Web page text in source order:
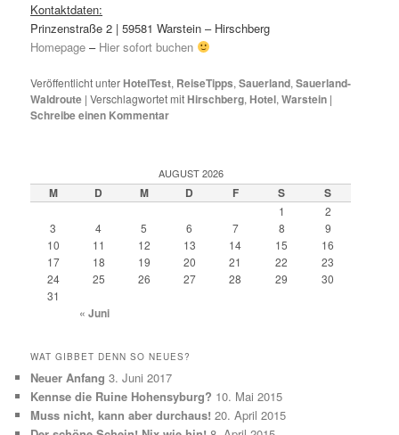
Kontaktdaten:
Prinzenstraße 2 | 59581 Warstein – Hirschberg
Homepage – Hier sofort buchen
Veröffentlicht unter HotelTest, ReiseTipps,Sauerland,Sauerland-
Waldroute |Verschlagwortet mit Hirschberg, Hotel,Warstein |
Schreibe einen Kommentar
AUGUST 2026
M D M D F S S
1
2
3
4 5 6 7 8
9
10
11 12 13 14 15
16
17
18 19 20 21 22
23
24
25 26 27 28 29
30
31
« Juni
WAT GIBBET DENN SO NEUES?
Neuer Anfang 3. Juni 2017
Kennse die Ruine Hohensyburg? 10. Mai 2015
Muss nicht, kann aber durchaus! 20. April 2015